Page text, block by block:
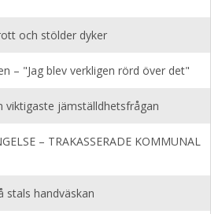
och stölder dyker
– "Jag blev verkligen rörd över det"
viktigaste jämställdhetsfrågan
– TRAKASSERADE KOMMUNAL
stals handväskan